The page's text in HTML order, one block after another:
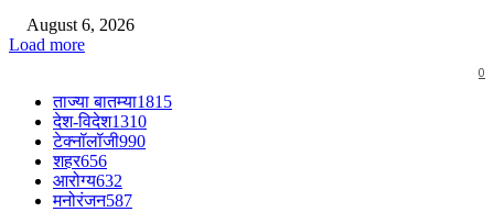
August 6, 2026
Load more
0
ताज्या बातम्या1815
देश-विदेश1310
टेक्नॉलॉजी990
शहर656
आरोग्य632
मनोरंजन587